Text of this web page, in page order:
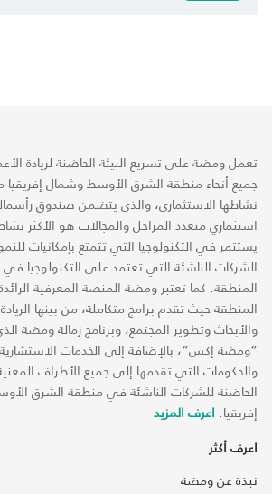
تعمل ومضة على تسريع البيئة الحاضنة لريادة
جميع أنحاء منطقة الشرق الأوسط وشمال
نشاطها الاستثماري، والذي يتضمن صندوق
استثماري متعدد المراحل والمجالات هو الأكثر
يستثمر في التكنولوجيا التي تتمتع بإمكانيات
الشركات الناشئة التي تعتمد على التكنولوجيا في
المنطقة. كما تعتبر ومضة المنصة المعرفية
المنطقة حيث تقدم برامج متكاملة، من بينها
والأبحاث وتطوير المجتمع، وبرنامج زمالة ومضة
“ومضة إكس“، بالإضافة إلى الخدمات
والحكومات التي تقدمها إلى جميع الأطراف المعنية
الحاضنة للشركات الناشئة في منطقة الشرق
إفريقيا. اعرف المزيد
اعرف أكثر
نبذة عن ومضة